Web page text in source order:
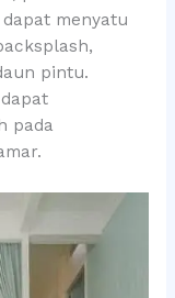
menyatu
pintu.
pada